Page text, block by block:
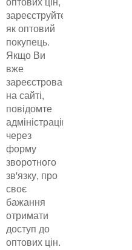
зареєструйтеся
як оптовий
покупець.
Якщо Ви
вже
зареєстровані
на сайті,
повідомте
адміністрацію
через
форму
зворотного
зв'язку, про
своє
бажання
отримати
доступ до
оптових цін.